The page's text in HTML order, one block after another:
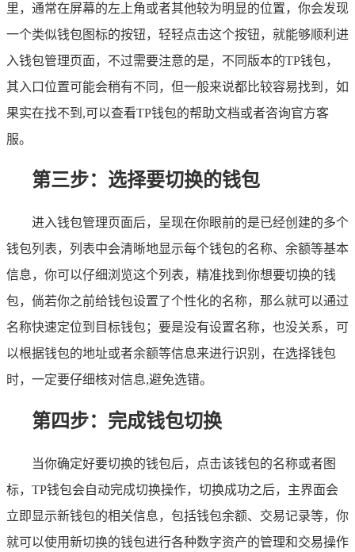
里，通常在屏幕的左上角或者其他较为明显的位置，你会发现
一个类似钱包图标的按钮，轻轻点击这个按钮，就能够顺利进
入钱包管理页面，不过需要注意的是，不同版本的TP钱包，
其入口位置可能会稍有不同，但一般来说都比较容易找到，如
果实在找不到,可以查看TP钱包的帮助文档或者咨询官方客
服。
第三步：选择要切换的钱包
进入钱包管理页面后，呈现在你眼前的是已经创建的多个
钱包列表，列表中会清晰地显示每个钱包的名称、余额等基本
信息，你可以仔细浏览这个列表，精准找到你想要切换的钱
包，倘若你之前给钱包设置了个性化的名称，那么就可以通过
名称快速定位到目标钱包；要是没有设置名称，也没关系，可
以根据钱包的地址或者余额等信息来进行识别，在选择钱包
时，一定要仔细核对信息,避免选错。
第四步：完成钱包切换
当你确定好要切换的钱包后，点击该钱包的名称或者图
标，TP钱包会自动完成切换操作，切换成功之后，主界面会
立即显示新钱包的相关信息，包括钱包余额、交易记录等，你
就可以使用新切换的钱包进行各种数字资产的管理和交易操作